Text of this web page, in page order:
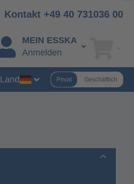
Kontakt +49 40 731036 00
MEIN ESSKA
Anmelden
Land Privat Geschäftlich